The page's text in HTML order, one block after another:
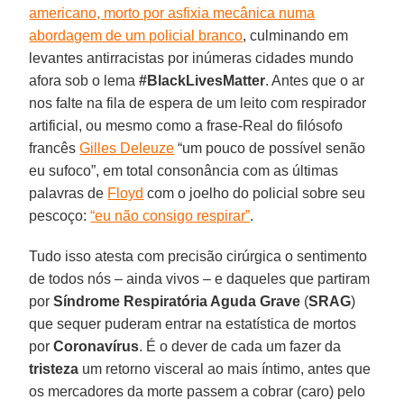
americano, morto por asfixia mecânica numa
abordagem de um policial branco, culminando em
levantes antirracistas por inúmeras cidades mundo
afora sob o lema#BlackLivesMatter. Antes que o ar
nos falte na fila de espera de um leito com respirador
artificial, ou mesmo como a frase-Real do filósofo
francêsGilles Deleuze “um pouco de possível senão
eu sufoco”, em total consonância com as últimas
palavras de Floyd com o joelho do policial sobre seu
pescoço:“eu não consigo respirar”.
Tudo isso atesta com precisão cirúrgica o sentimento
de todos nós – ainda vivos – e daqueles que partiram
por Síndrome Respiratória Aguda Grave (SRAG)
que sequer puderam entrar na estatística de mortos
porCoronavírus. É o dever de cada um fazer da
tristeza um retorno visceral ao mais íntimo, antes que
os mercadores da morte passem a cobrar (caro) pelo